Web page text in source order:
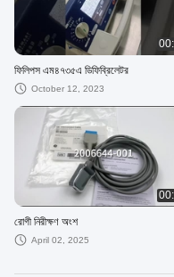
ফিলিপস এম৪৭৩৫এ ডিফিব্রিলেটর
October 12, 2023
রোগী নিরীক্ষণ অংশ
April 02, 2025